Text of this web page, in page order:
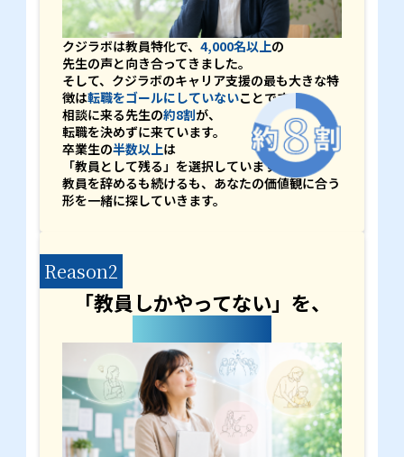
クジラボは教員特化で、 4,000名以上の
先生の声と向き合ってきました。
そして、クジラボのキャリア支援の最も大きな特
徴は転職をゴールにしていないことです。
相談に来る先生の約8割が、
転職を決めずに来ています。
卒業生の半数以上は
「教員として残る」を選択しています。
教員を辞めるも続けるも、あなたの価値観に合う
形を一緒に探していきます。
Reason2
「教員しかやってない」を、